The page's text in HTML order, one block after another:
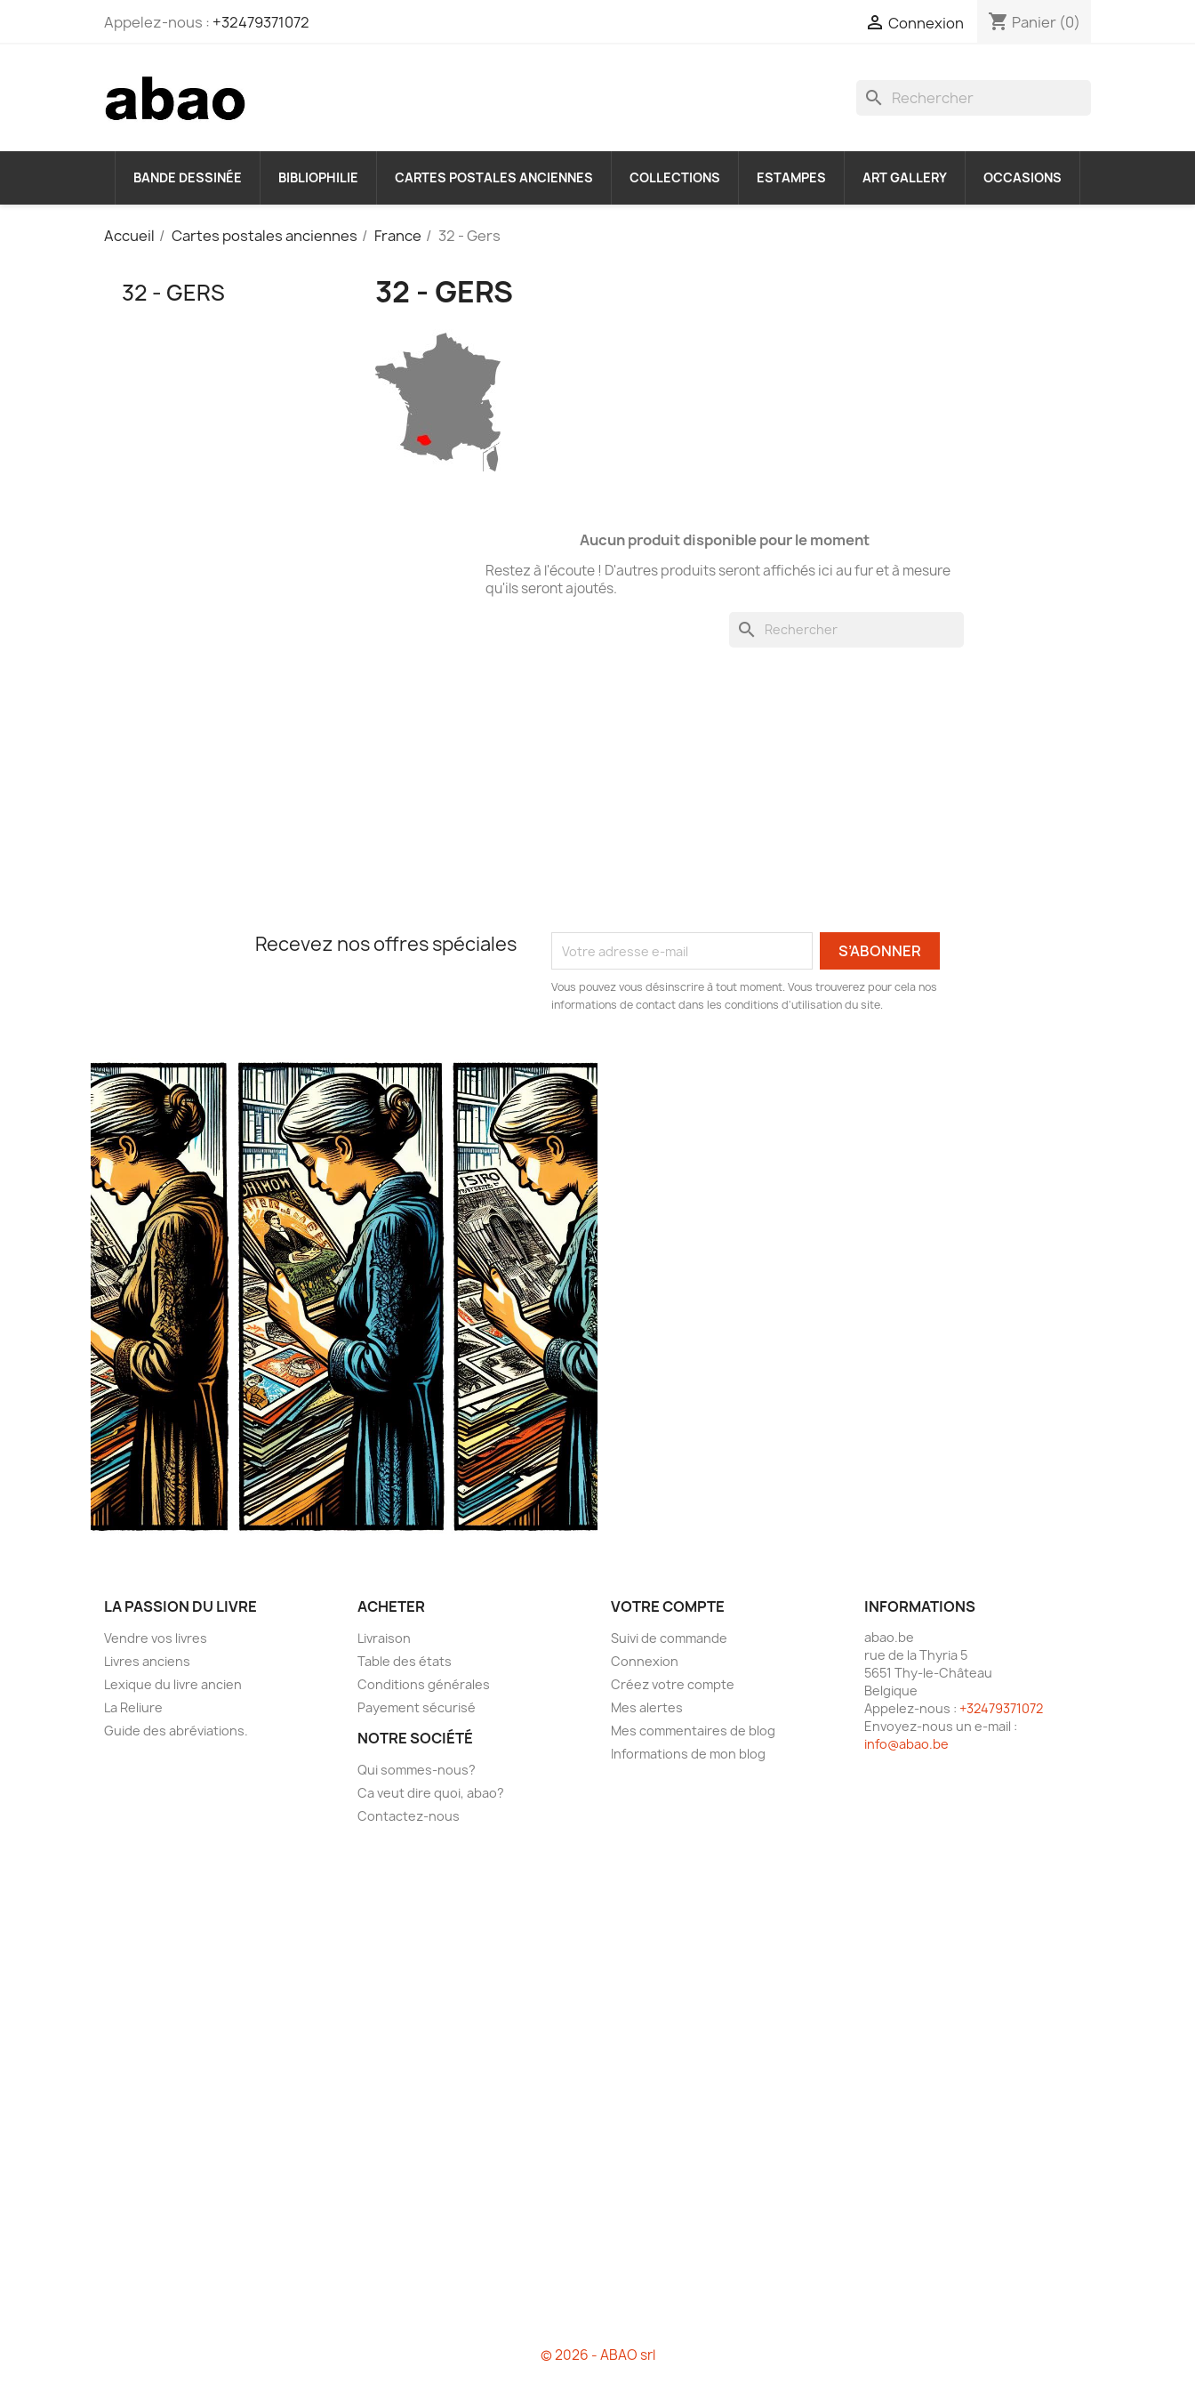
Appelez-nous : +32479371072  Connexion shopping_cart Panier (0)
search
BANDE DESSINÉE BIBLIOPHILIE CARTES POSTALES ANCIENNES COLLECTIONS ESTAMPES ART GALLERY OCCASIONS
Accueil Cartes postales anciennes France 32 - Gers
32 - GERS 32 - GERS
Aucun produit disponible pour le moment
Restez à l'écoute ! D'autres produits seront affichés ici au fur et à mesure
qu'ils seront ajoutés.
search
Recevez nos offres spéciales
Vous pouvez vous désinscrire à tout moment. Vous trouverez pour cela nos
informations de contact dans les conditions d'utilisation du site.
LA PASSION DU LIVRE
Vendre vos livres
Livres anciens
Lexique du livre ancien
La Reliure
Guide des abréviations.
ACHETER
Livraison
Table des états
Conditions générales
Payement sécurisé
NOTRE SOCIÉTÉ
Qui sommes-nous?
Ca veut dire quoi, abao?
Contactez-nous
VOTRE COMPTE
Suivi de commande
Connexion
Créez votre compte
Mes alertes
Mes commentaires de blog
Informations de mon blog
INFORMATIONS
abao.be
rue de la Thyria 5
5651 Thy-le-Château
Belgique
Appelez-nous : +32479371072
Envoyez-nous un e-mail :
info@abao.be
© 2026 - ABAO srl